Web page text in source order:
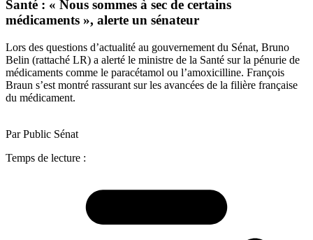
Santé : « Nous sommes à sec de certains
médicaments », alerte un sénateur
Lors des questions d’actualité au gouvernement du Sénat, Bruno
Belin (rattaché LR) a alerté le ministre de la Santé sur la pénurie de
médicaments comme le paracétamol ou l’amoxicilline. François
Braun s’est montré rassurant sur les avancées de la filière française
du médicament.
Par Public Sénat
Temps de lecture :